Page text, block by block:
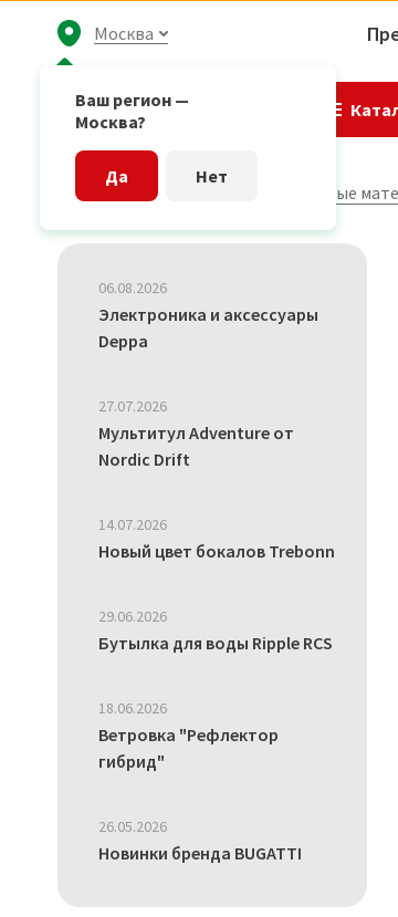
Москва
Ваш регион —
Москва?
Да Нет
Главная страница Маркетинговые
06.08.2026
Электроника и аксессуары
Deppa
27.07.2026
Мультитул Adventure от
Nordic Drift
14.07.2026
Новый цвет бокалов Trebonn
29.06.2026
Бутылка для воды Ripple RCS
18.06.2026
Ветровка "Рефлектор
гибрид"
26.05.2026
Новинки бренда BUGATTI